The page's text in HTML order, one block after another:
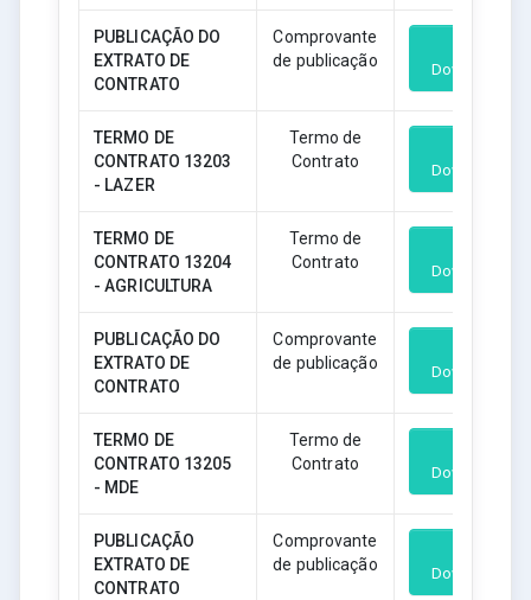
PUBLICAÇÃO DO
EXTRATO DE
CONTRATO
Comprovante
de publicação
Download
TERMO DE
CONTRATO 13203
- LAZER
Termo de
Contrato
Download
TERMO DE
CONTRATO 13204
- AGRICULTURA
Termo de
Contrato
Download
PUBLICAÇÃO DO
EXTRATO DE
CONTRATO
Comprovante
de publicação
Download
TERMO DE
CONTRATO 13205
- MDE
Termo de
Contrato
Download
PUBLICAÇÃO
EXTRATO DE
CONTRATO
Comprovante
de publicação
Download